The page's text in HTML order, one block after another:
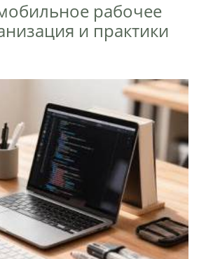
рабочее
и практики